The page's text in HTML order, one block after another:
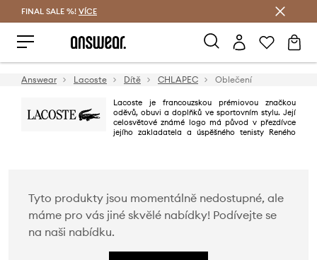
FINAL SALE %! VÍCE
Answear Lacoste Dítě CHLAPEC Oblečení
Lacoste je francouzskou prémiovou značkou
oděvů, obuvi a doplňků ve sportovním stylu. Její
celosvětové známé logo má původ v přezdívce
jejího zakladatela a úspěšného tenisty Reného
Tyto produkty jsou momentálně nedostupné, ale
máme pro vás jiné skvělé nabídky! Podívejte se
na naši nabídku.